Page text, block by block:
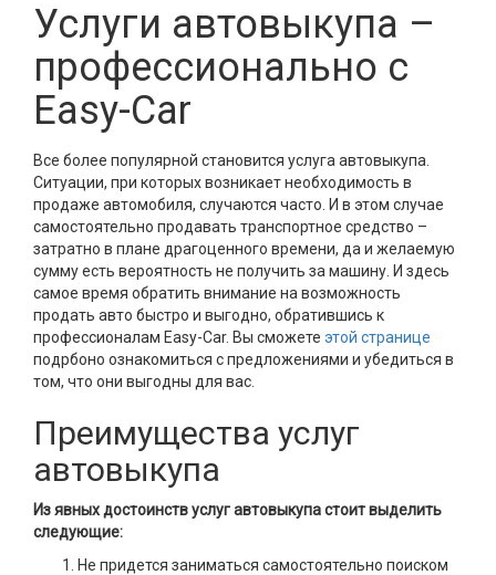
Услуги автовыкупа –
профессионально с
Easy-Car
Все более популярной становится услуга автовыкупа.
Ситуации, при которых возникает необходимость в
продаже автомобиля, случаются часто. И в этом случае
самостоятельно продавать транспортное средство –
затратно в плане драгоценного времени, да и желаемую
сумму есть вероятность не получить за машину. И здесь
самое время обратить внимание на возможность
продать авто быстро и выгодно, обратившись к
профессионалам Easy-Car. Вы сможете этой странице
подрбоно ознакомиться с предложениями и убедиться в
том, что они выгодны для вас.
Преимущества услуг
автовыкупа
Из явных достоинств услуг автовыкупа стоит выделить
следующие:
Не придется заниматься самостоятельно поиском